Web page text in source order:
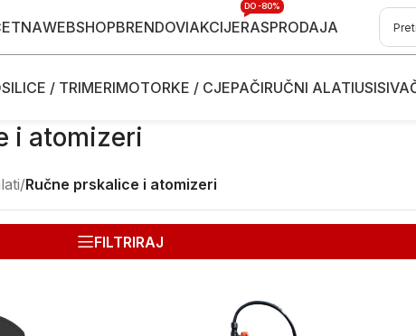
WEBSHOPBRENDOVIAKCIJERASPRODAJA
DO -80%
/ TRIMERIMOTORKE / CJEPAČIRUČNI ALATI
i atomizeri
/Ručne prskalice i atomizeri
FILTRIRAJ